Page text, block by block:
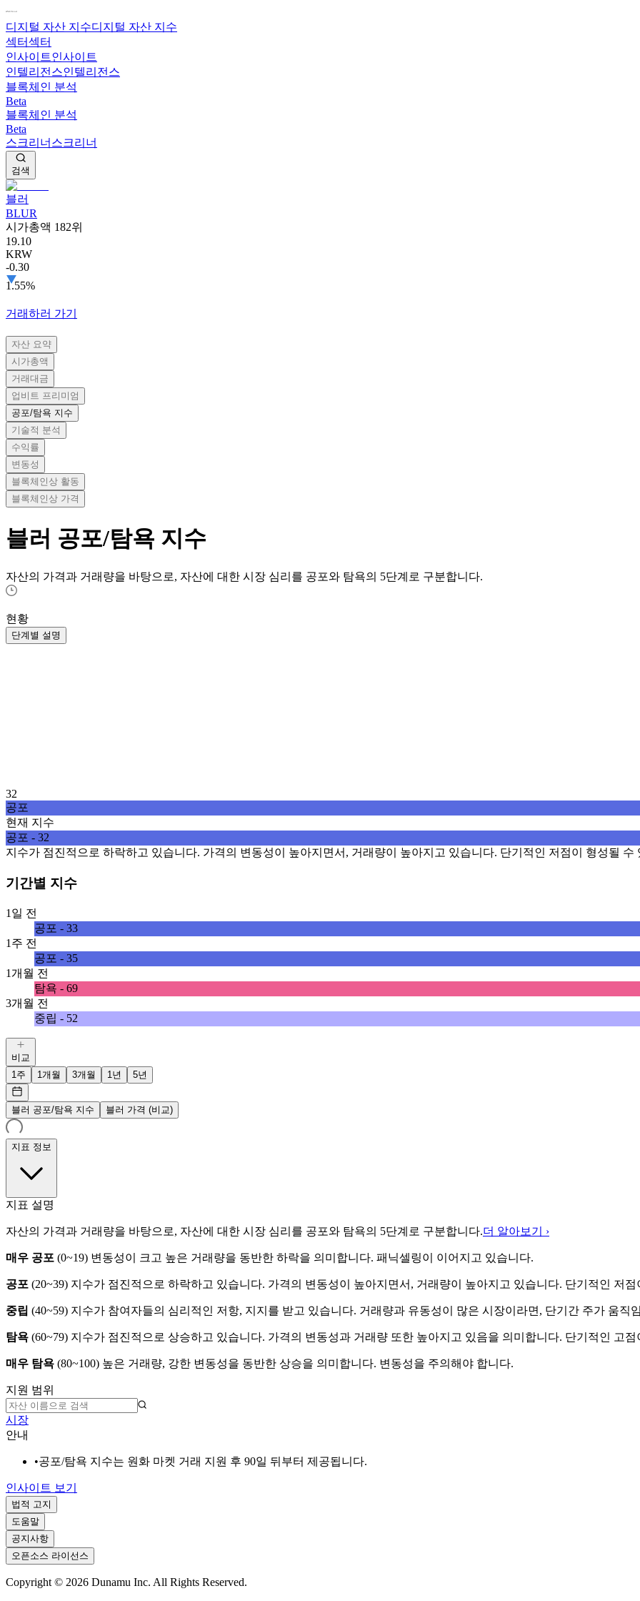
디지털 자산 지수디지털 자산 지수
섹터섹터
인사이트인사이트
인텔리전스인텔리전스
블록체인 분석
Beta
블록체인 분석
Beta
스크리너 스크리너
검색
블러
BLUR
시가총액 182위
19.10
KRW
-0.30
1.55%
거래하러 가기
자산 요약
시가총액
거래대금
업비트 프리미엄
공포/탐욕 지수
기술적 분석
수익률
변동성
블록체인상 활동
블록체인상 가격
블러 공포/탐욕 지수
자산의 가격과 거래량을 바탕으로, 자산에 대한 시장 심리를 공포와 탐욕의 5단계로 구분합니다.
현황
단계별 설명
32
공포
현재 지수
공포 - 32
지수가 점진적으로 하락하고 있습니다. 가격의 변동성이 높아지면서, 거래량이 높아지고 있습니다. 단기적인 저점이 형성될 수
기간별 지수
1일 전
공포 - 33
1주 전
공포 - 35
1개월 전
탐욕 - 69
3개월 전
중립 - 52
비교
1주
1개월 3개월 1년 5년
블러 공포/탐욕 지수 블러 가격 (비교)
지표 정보
지표 설명
자산의 가격과 거래량을 바탕으로, 자산에 대한 시장 심리를 공포와 탐욕의 5단계로 구분합니다.더 알아보기 ›
매우 공포 (0~19) 변동성이 크고 높은 거래량을 동반한 하락을 의미합니다. 패닉셀링이 이어지고 있습니다.
공포 (20~39) 지수가 점진적으로 하락하고 있습니다. 가격의 변동성이 높아지면서, 거래량이 높아지고 있습니다. 단기적인 저
중립 (40~59) 지수가 참여자들의 심리적인 저항, 지지를 받고 있습니다. 거래량과 유동성이 많은 시장이라면, 단기간 주가 움직
탐욕 (60~79) 지수가 점진적으로 상승하고 있습니다. 가격의 변동성과 거래량 또한 높아지고 있음을 의미합니다. 단기적인 고
매우 탐욕 (80~100) 높은 거래량, 강한 변동성을 동반한 상승을 의미합니다. 변동성을 주의해야 합니다.
지원 범위
시장
안내
•공포/탐욕 지수는 원화 마켓 거래 지원 후 90일 뒤부터 제공됩니다.
인사이트 보기
법적 고지
도움말
공지사항
오픈소스 라이선스
Copyright © 2026 Dunamu Inc. All Rights Reserved.